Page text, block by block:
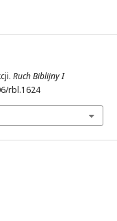
Ruch Biblijny I
rbl.1624